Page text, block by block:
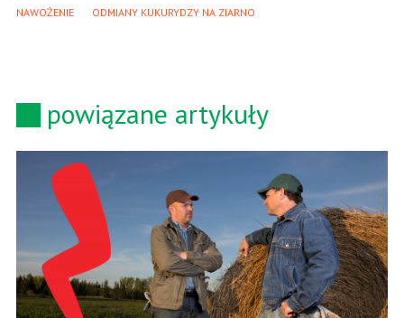
NAWOŻENIE ODMIANY KUKURYDZY NA ZIARNO
powiązane artykuły